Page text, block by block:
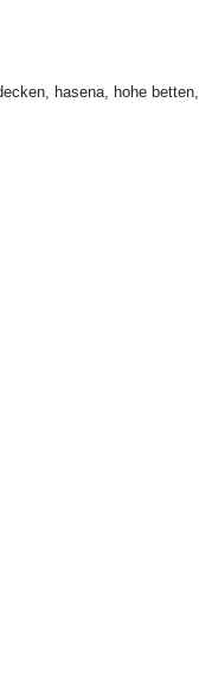
, hasena, hohe betten,